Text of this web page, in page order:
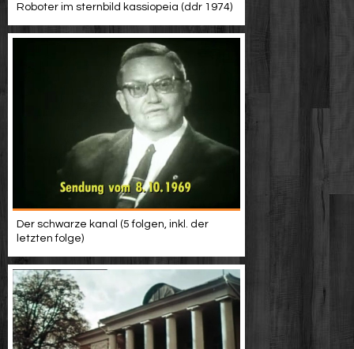
Roboter im sternbild kassiopeia (ddr 1974)
Der schwarze kanal (5 folgen, inkl. der
letzten folge)